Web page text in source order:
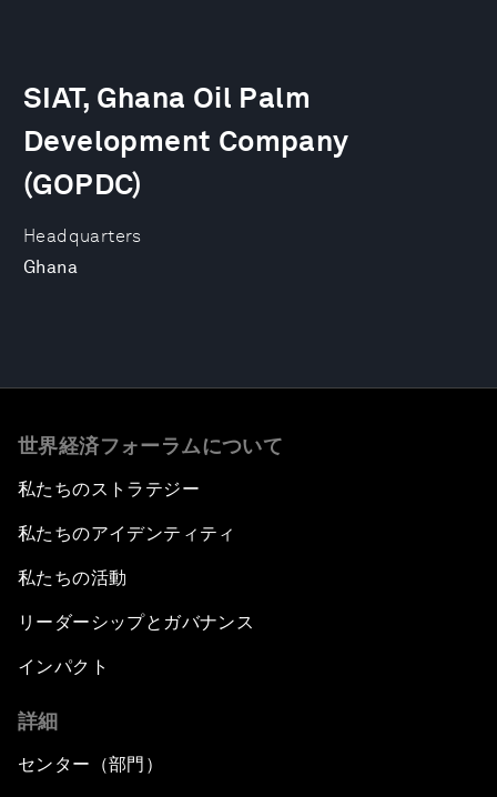
Headquarters
Ghana
SIAT, Ghana Oil Palm
Development Company
(GOPDC)
世界経済フォーラムについて
私たちのストラテジー
私たちのアイデンティティ
私たちの活動
リーダーシップとガバナンス
インパクト
詳細
センター（部門）